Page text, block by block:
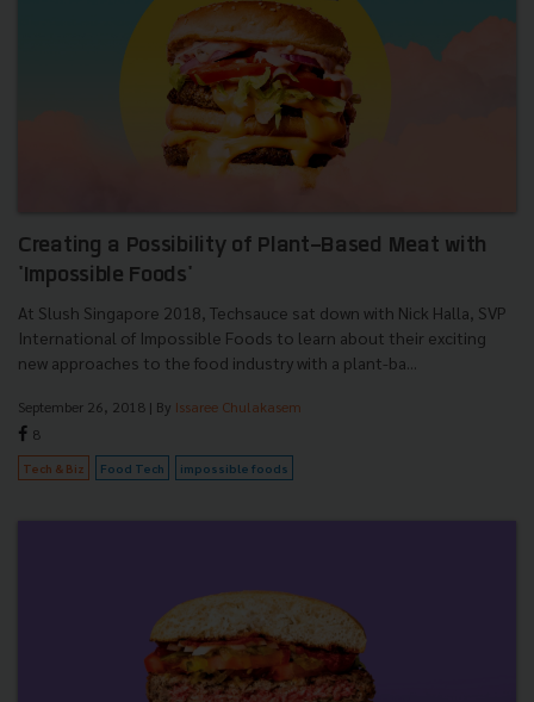
Creating a Possibility of Plant-Based Meat with
'Impossible Foods'
At Slush Singapore 2018, Techsauce sat down with Nick Halla, SVP
International of Impossible Foods to learn about their exciting
new approaches to the food industry with a plant-ba...
September 26, 2018 | By Issaree Chulakasem
8
Tech & Biz Food Tech impossible foods